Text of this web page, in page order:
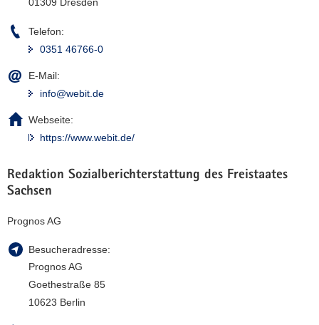
Telefon:
0351 46766-0
E-Mail:
info@webit.de
Webseite:
https://www.webit.de/
Redaktion Sozialberichterstattung des Freistaates
Sachsen
Prognos AG
Besucheradresse:
Prognos AG
Goethestraße 85
10623 Berlin